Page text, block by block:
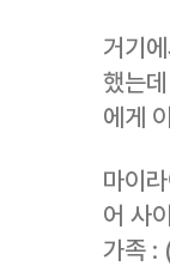
거기
했는
에게
마이
어 사
가족 :